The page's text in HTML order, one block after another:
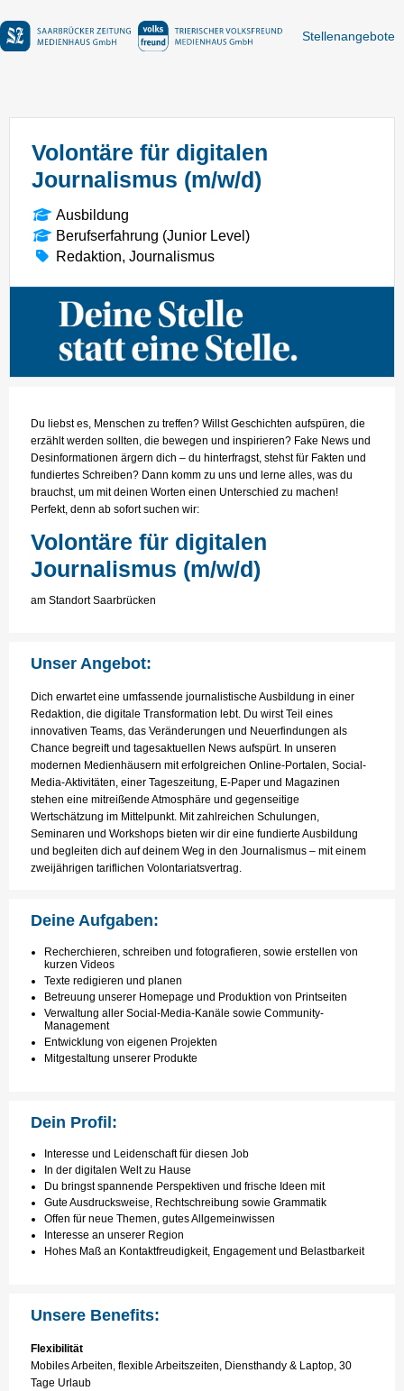
Stellenangebote
Volontäre für digitalen
Journalismus (m/w/d)
Ausbildung
Berufserfahrung (Junior Level)
Redaktion, Journalismus
Du liebst es, Menschen zu treffen? Willst Geschichten aufspüren, die
erzählt werden sollten, die bewegen und inspirieren? Fake News und
Desinformationen ärgern dich – du hinterfragst, stehst für Fakten und
fundiertes Schreiben? Dann komm zu uns und lerne alles, was du
brauchst, um mit deinen Worten einen Unterschied zu machen!
Perfekt, denn ab sofort suchen wir:
Volontäre für digitalen
Journalismus (m/w/d)
am Standort Saarbrücken
Unser Angebot:
Dich erwartet eine umfassende journalistische Ausbildung in einer
Redaktion, die digitale Transformation lebt. Du wirst Teil eines
innovativen Teams, das Veränderungen und Neuerfindungen als
Chance begreift und tagesaktuellen News aufspürt. In unseren
modernen Medienhäusern mit erfolgreichen Online-Portalen, Social-
Media-Aktivitäten, einer Tageszeitung, E-Paper und Magazinen
stehen eine mitreißende Atmosphäre und gegenseitige
Wertschätzung im Mittelpunkt. Mit zahlreichen Schulungen,
Seminaren und Workshops bieten wir dir eine fundierte Ausbildung
und begleiten dich auf deinem Weg in den Journalismus – mit einem
zweijährigen tariflichen Volontariatsvertrag.
Deine Aufgaben:
Recherchieren, schreiben und fotografieren, sowie erstellen von
kurzen Videos
Texte redigieren und planen
Betreuung unserer Homepage und Produktion von Printseiten
Verwaltung aller Social-Media-Kanäle sowie Community-
Management
Entwicklung von eigenen Projekten
Mitgestaltung unserer Produkte
Dein Profil:
Interesse und Leidenschaft für diesen Job
In der digitalen Welt zu Hause
Du bringst spannende Perspektiven und frische Ideen mit
Gute Ausdrucksweise, Rechtschreibung sowie Grammatik
Offen für neue Themen, gutes Allgemeinwissen
Interesse an unserer Region
Hohes Maß an Kontaktfreudigkeit, Engagement und Belastbarkeit
Unsere Benefits:
Flexibilität
Mobiles Arbeiten, flexible Arbeitszeiten, Diensthandy & Laptop, 30
Tage Urlaub